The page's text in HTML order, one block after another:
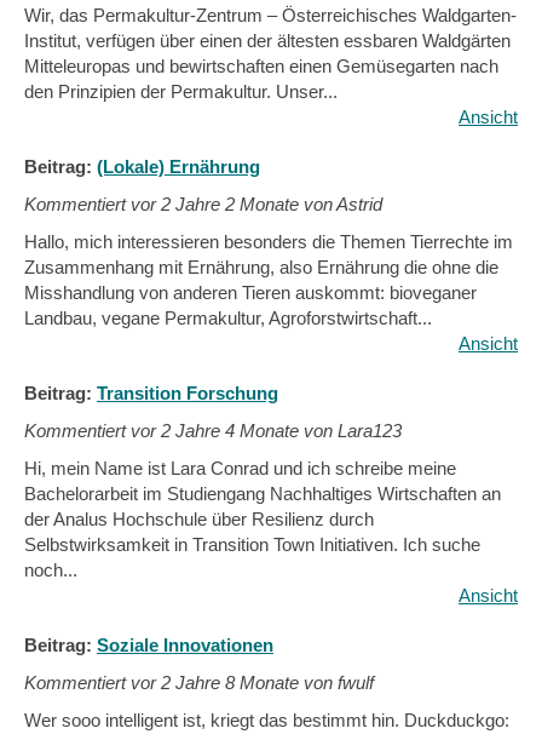
Wir, das Permakultur-Zentrum – Österreichisches Waldgarten-
Institut, verfügen über einen der ältesten essbaren Waldgärten
Mitteleuropas und bewirtschaften einen Gemüsegarten nach
den Prinzipien der Permakultur. Unser...
Ansicht
Beitrag: (Lokale) Ernährung
Kommentiert vor2 Jahre 2 Monate von Astrid
Hallo, mich interessieren besonders die Themen Tierrechte im
Zusammenhang mit Ernährung, also Ernährung die ohne die
Misshandlung von anderen Tieren auskommt: bioveganer
Landbau, vegane Permakultur, Agroforstwirtschaft...
Ansicht
Beitrag: Transition Forschung
Kommentiert vor2 Jahre 4 Monate von Lara123
Hi, mein Name ist Lara Conrad und ich schreibe meine
Bachelorarbeit im Studiengang Nachhaltiges Wirtschaften an
der Analus Hochschule über Resilienz durch
Selbstwirksamkeit in Transition Town Initiativen. Ich suche
noch...
Ansicht
Beitrag: Soziale Innovationen
Kommentiert vor2 Jahre 8 Monate von fwulf
Wer sooo intelligent ist, kriegt das bestimmt hin. Duckduckgo: